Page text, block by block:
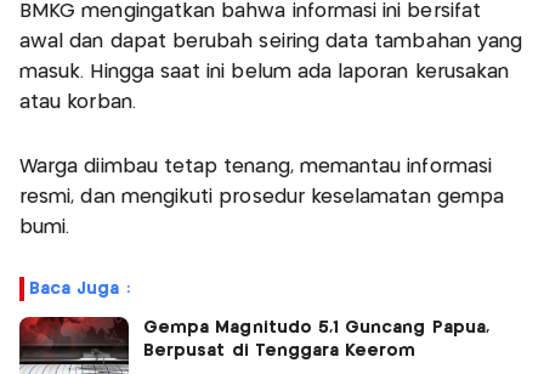
BMKG mengingatkan bahwa informasi ini bersifat
awal dan dapat berubah seiring data tambahan yang
masuk. Hingga saat ini belum ada laporan kerusakan
atau korban.
Warga diimbau tetap tenang, memantau informasi
resmi, dan mengikuti prosedur keselamatan gempa
bumi.
Baca Juga :
Gempa Magnitudo 5,1 Guncang Papua,
Berpusat di Tenggara Keerom